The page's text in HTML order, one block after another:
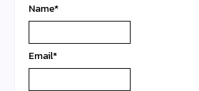
Name*
Email*